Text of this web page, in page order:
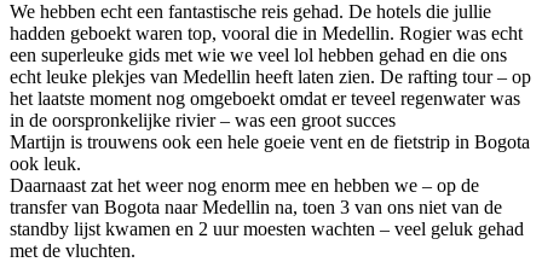
We hebben echt een fantastische reis gehad. De hotels die jullie
hadden geboekt waren top, vooral die in Medellin. Rogier was echt
een superleuke gids met wie we veel lol hebben gehad en die ons
echt leuke plekjes van Medellin heeft laten zien. De rafting tour – op
het laatste moment nog omgeboekt omdat er teveel regenwater was
in de oorspronkelijke rivier – was een groot succes
Martijn is trouwens ook een hele goeie vent en de fietstrip in Bogota
ook leuk.
Daarnaast zat het weer nog enorm mee en hebben we – op de
transfer van Bogota naar Medellin na, toen 3 van ons niet van de
standby lijst kwamen en 2 uur moesten wachten – veel geluk gehad
met de vluchten.